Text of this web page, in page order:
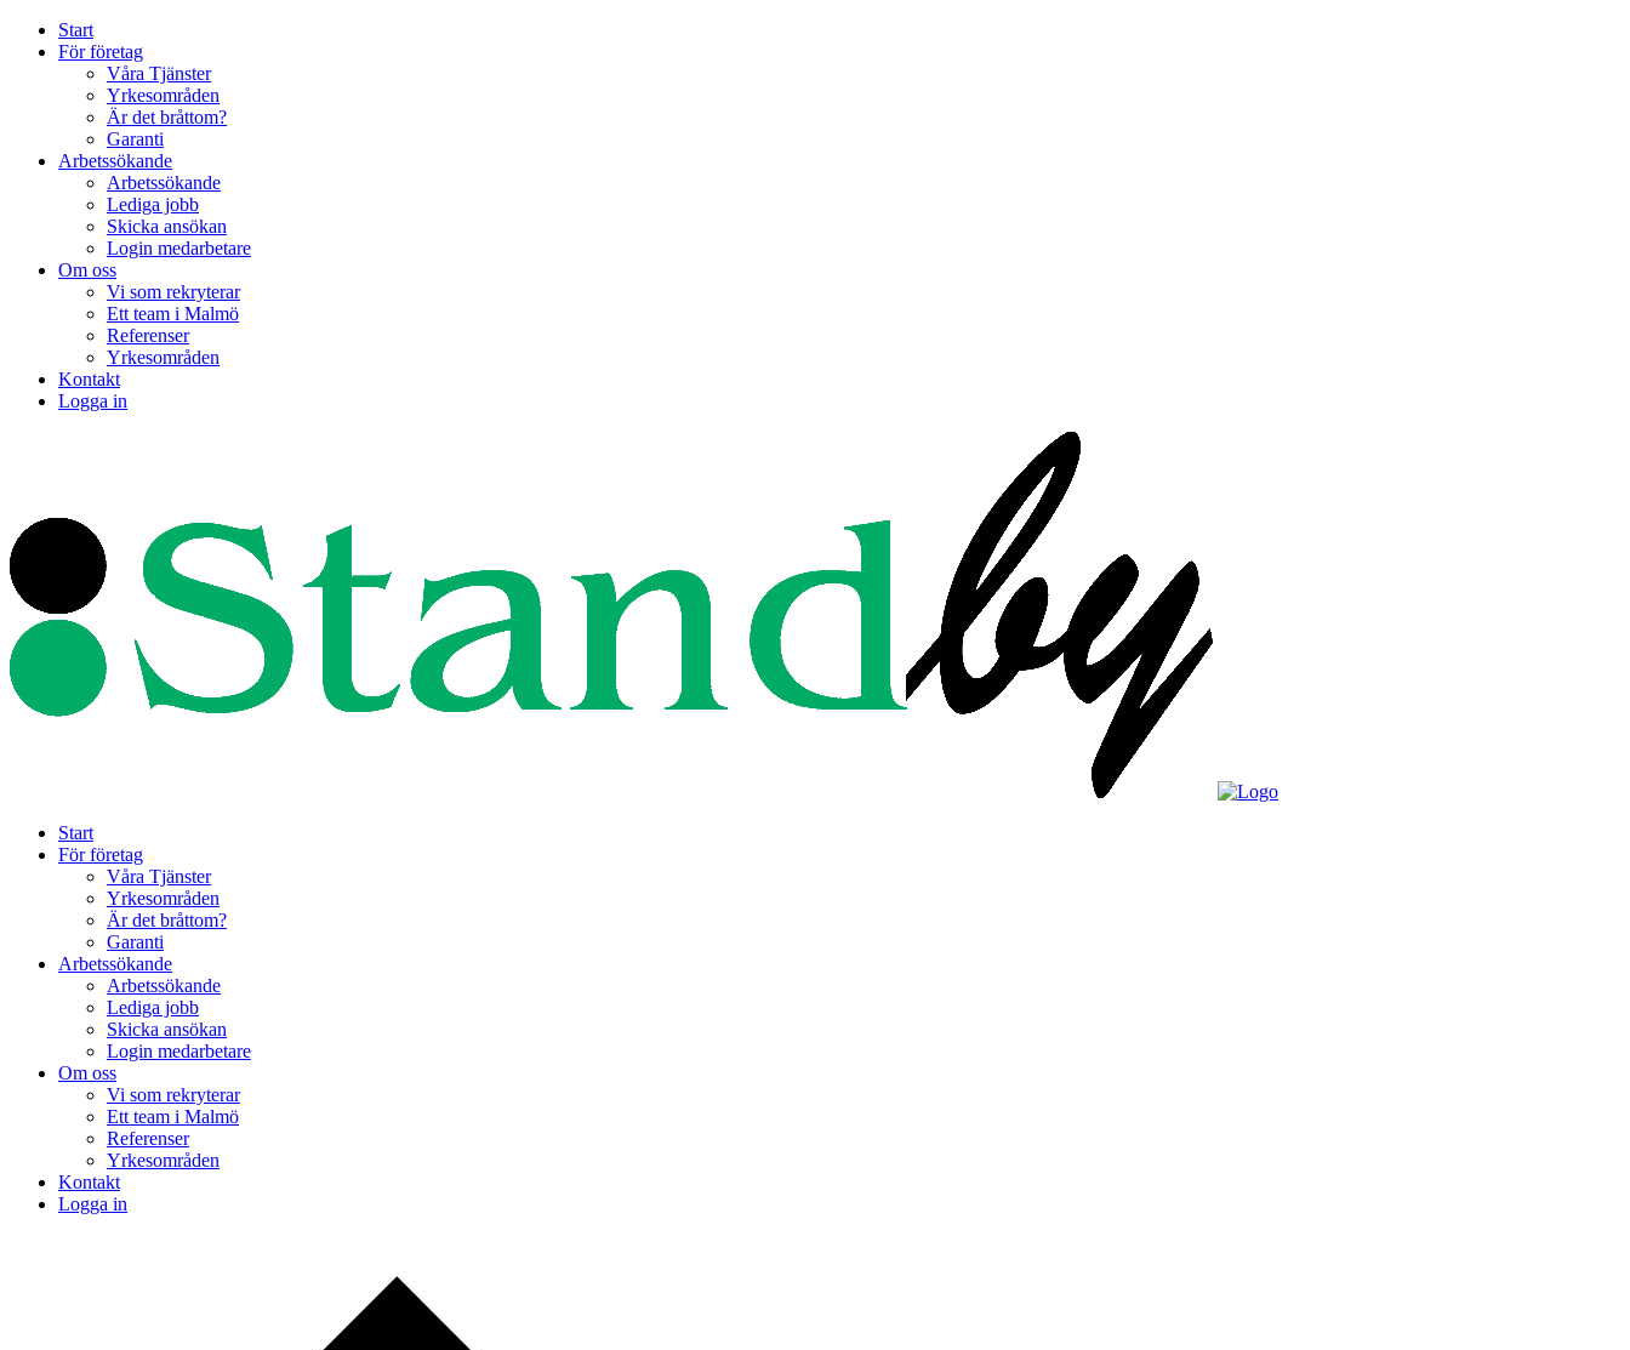
Start
För företag
Våra Tjänster
Yrkesområden
Är det bråttom?
Garanti
Arbetssökande
Arbetssökande
Lediga jobb
Skicka ansökan
Login medarbetare
Om oss
Vi som rekryterar
Ett team i Malmö
Referenser
Yrkesområden
Kontakt
Logga in
Start
För företag
Våra Tjänster
Yrkesområden
Är det bråttom?
Garanti
Arbetssökande
Arbetssökande
Lediga jobb
Skicka ansökan
Login medarbetare
Om oss
Vi som rekryterar
Ett team i Malmö
Referenser
Yrkesområden
Kontakt
Logga in